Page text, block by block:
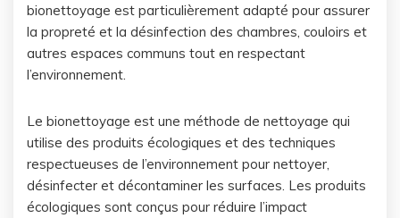
bionettoyage est particulièrement adapté pour assurer
la propreté et la désinfection des chambres, couloirs et
autres espaces communs tout en respectant
l’environnement.
Le bionettoyage est une méthode de nettoyage qui
utilise des produits écologiques et des techniques
respectueuses de l’environnement pour nettoyer,
désinfecter et décontaminer les surfaces. Les produits
écologiques sont conçus pour réduire l’impact